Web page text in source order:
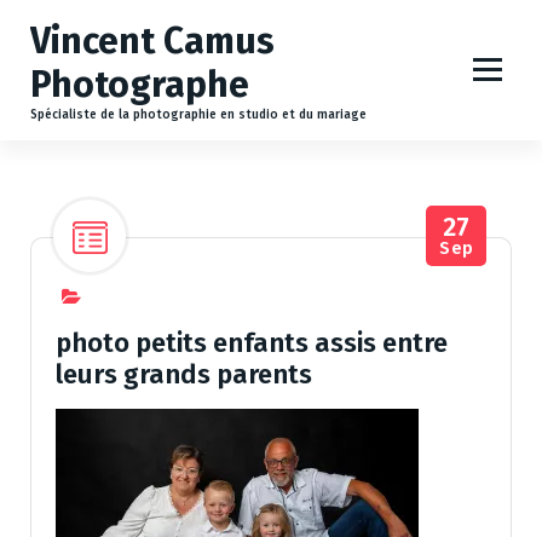
Vincent Camus
Photographe
Spécialiste de la photographie en studio et du mariage
27
Sep
photo petits enfants assis entre
leurs grands parents